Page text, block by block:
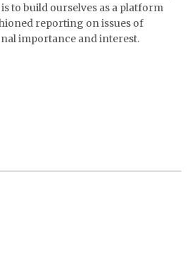
to build ourselves as a platform
reporting on issues of
importance and interest.